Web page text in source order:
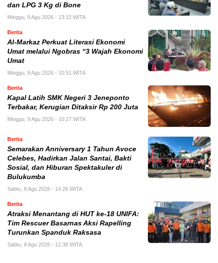
dan LPG 3 Kg di Bone
Minggu, 9 Agu 2026 - 13:12 WITA
Berita
Al-Markaz Perkuat Literasi Ekonomi
Umat melalui Ngobras “3 Wajah Ekonomi
Umat
Minggu, 9 Agu 2026 - 10:51 WITA
Berita
Kapal Latih SMK Negeri 3 Jeneponto
Terbakar, Kerugian Ditaksir Rp 200 Juta
Minggu, 9 Agu 2026 - 10:27 WITA
Berita
Semarakan Anniversary 1 Tahun Avoce
Celebes, Hadirkan Jalan Santai, Bakti
Sosial, dan Hiburan Spektakuler di
Bulukumba
Sabtu, 8 Agu 2026 - 14:26 WITA
Berita
Atraksi Menantang di HUT ke-18 UNIFA:
Tim Rescuer Basarnas Aksi Rapelling
Turunkan Spanduk Raksasa
Sabtu, 8 Agu 2026 - 12:38 WITA